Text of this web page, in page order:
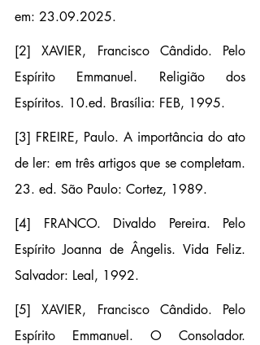
em: 23.09.2025.
[2] XAVIER, Francisco Cândido. Pelo
Espírito Emmanuel. Religião dos
Espíritos. 10.ed. Brasília: FEB, 1995.
[3] FREIRE, Paulo. A importância do ato
de ler: em três artigos que se completam.
23. ed. São Paulo: Cortez, 1989.
[4] FRANCO. Divaldo Pereira. Pelo
Espírito Joanna de Ângelis. Vida Feliz.
Salvador: Leal, 1992.
[5] XAVIER, Francisco Cândido. Pelo
Espírito Emmanuel. O Consolador.